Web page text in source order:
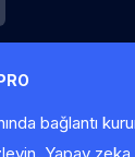
bağlantı